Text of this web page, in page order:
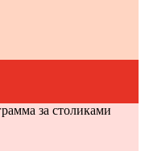
за столиками